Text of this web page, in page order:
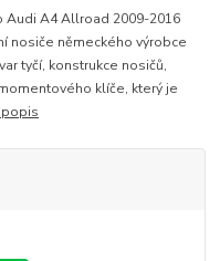
Audi A4 Allroad 2009-2016
nosiče německého výrobce
tyčí, konstrukce nosičů,
klíče, který je